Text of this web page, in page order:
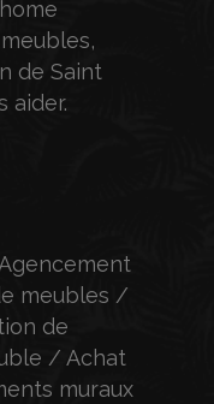
de Saint
aider.
meubles /
de
/ Achat
muraux